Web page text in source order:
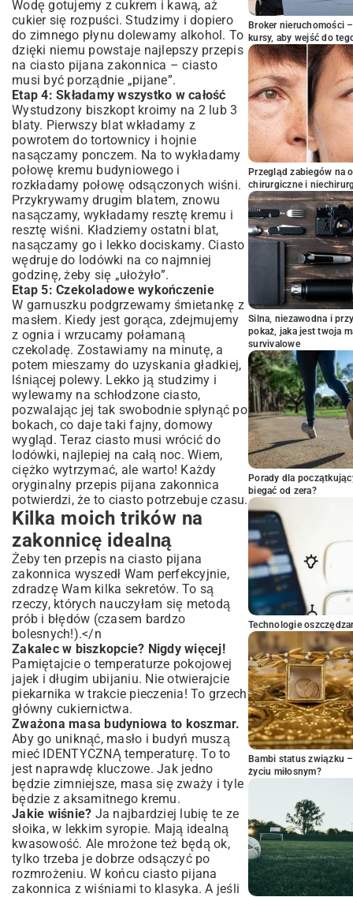
Wodę gotujemy z cukrem i kawą, aż
cukier się rozpuści. Studzimy i dopiero
do zimnego płynu dolewamy alkohol. To
dzięki niemu powstaje najlepszy przepis
na ciasto pijana zakonnica – ciasto
musi być porządnie „pijane”.
Etap 4: Składamy wszystko w całość
Wystudzony biszkopt kroimy na 2 lub 3
blaty. Pierwszy blat wkładamy z
powrotem do tortownicy i hojnie
nasączamy ponczem. Na to wykładamy
połowę kremu budyniowego i
rozkładamy połowę odsączonych wiśni.
Przykrywamy drugim blatem, znowu
nasączamy, wykładamy resztę kremu i
resztę wiśni. Kładziemy ostatni blat,
nasączamy go i lekko dociskamy. Ciasto
wędruje do lodówki na co najmniej
godzinę, żeby się „ułożyło”.
Etap 5: Czekoladowe wykończenie
W garnuszku podgrzewamy śmietankę z
masłem. Kiedy jest gorąca, zdejmujemy
z ognia i wrzucamy połamaną
czekoladę. Zostawiamy na minutę, a
potem mieszamy do uzyskania gładkiej,
lśniącej polewy. Lekko ją studzimy i
wylewamy na schłodzone ciasto,
pozwalając jej tak swobodnie spłynąć po
bokach, co daje taki fajny, domowy
wygląd. Teraz ciasto musi wrócić do
lodówki, najlepiej na całą noc. Wiem,
ciężko wytrzymać, ale warto! Każdy
oryginalny przepis pijana zakonnica
potwierdzi, że to ciasto potrzebuje czasu.
Kilka moich trików na
zakonnicę idealną
Żeby ten przepis na ciasto pijana
zakonnica wyszedł Wam perfekcyjnie,
zdradzę Wam kilka sekretów. To są
rzeczy, których nauczyłam się metodą
prób i błędów (czasem bardzo
bolesnych!).</n
Zakalec w biszkopcie? Nigdy więcej!
Pamiętajcie o temperaturze pokojowej
jajek i długim ubijaniu. Nie otwierajcie
piekarnika w trakcie pieczenia! To grzech
główny cukiernictwa.
Zważona masa budyniowa to koszmar.
Aby go uniknąć, masło i budyń muszą
mieć IDENTYCZNĄ temperaturę. To to
jest naprawdę kluczowe. Jak jedno
będzie zimniejsze, masa się zważy i tyle
będzie z aksamitnego kremu.
Jakie wiśnie? Ja najbardziej lubię te ze
słoika, w lekkim syropie. Mają idealną
kwasowość. Ale mrożone też będą ok,
tylko trzeba je dobrze odsączyć po
rozmrożeniu. W końcu ciasto pijana
zakonnica z wiśniami to klasyka. A jeśli
Broker nieruchomości
kursy, aby wejść do
Przegląd zabiegów na
chirurgiczne i
Silna, niezawodna i
pokaż, jaka jest twoja
survivalowe
Porady dla
biegać od zera?
Technologie
Bambi status związku
życiu miłosnym?